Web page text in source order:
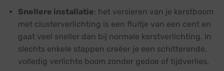
Snellere installatie: het versieren van je kerstboom
met clusterverlichting is een fluitje van een cent en
gaat veel sneller dan bij normale kerstverlichting. In
slechts enkele stappen creëer je een schitterende,
volledig verlichte boom zonder gedoe of tijdverlies.